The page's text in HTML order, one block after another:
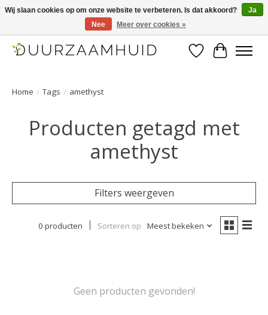
Duurzaamhuid, uw duurzame weg naar een mooie, gezonde huid.
Verlanglijst
Home / Tags / amethyst
Producten getagd met
amethyst
Filters weergeven
0 producten Sorteren op Meest bekeken
Geen producten gevonden!
Wij slaan cookies op om onze website te verbeteren. Is dat akkoord?
Ja
Nee
Meer over cookies »